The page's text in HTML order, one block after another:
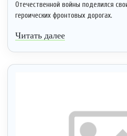
Отечественной войны поделился
героических фронтовых дорогах.
Читать далее